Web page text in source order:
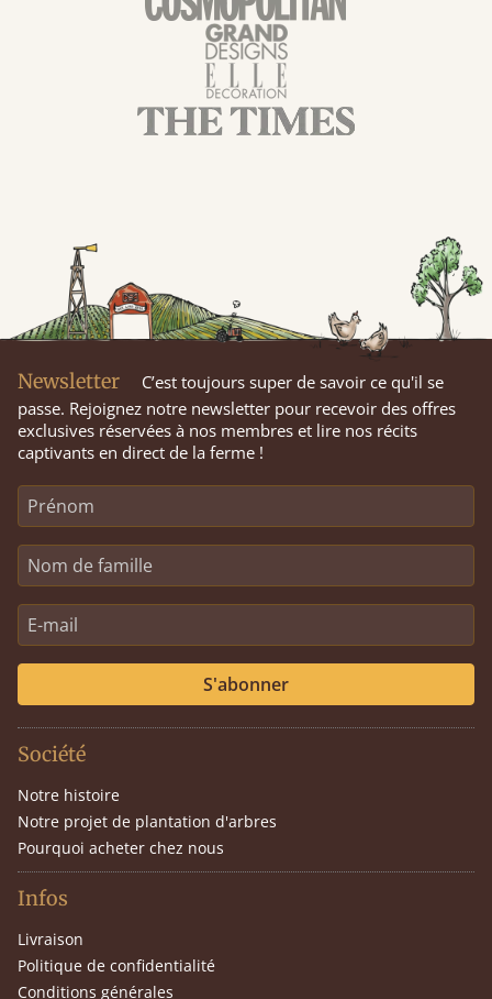
Newsletter
C’est toujours super de savoir ce qu'il se
passe. Rejoignez notre newsletter pour recevoir des offres
exclusives réservées à nos membres et lire nos récits
captivants en direct de la ferme !
S'abonner
Société
Notre histoire
Notre projet de plantation d'arbres
Pourquoi acheter chez nous
Infos
Livraison
Politique de confidentialité
Conditions générales